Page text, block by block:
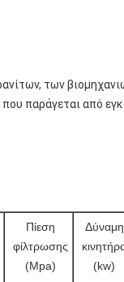
των
παράγεται από
Πίεση
φίλτρωσης
(Mpa)
Δύναμη
(kw)